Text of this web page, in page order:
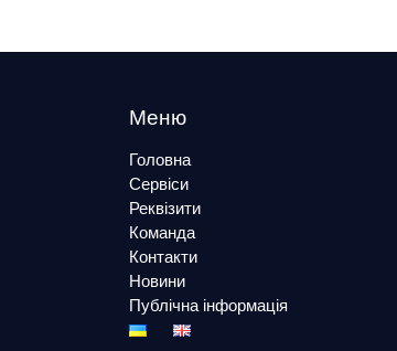
Меню
Головна
Сервіси
Реквізити
Команда
Контакти
Новини
Публічна інформація